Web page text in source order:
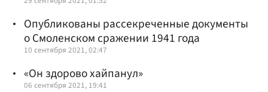
Опубликованы рассекреченные документы
о Смоленском сражении 1941 года
10 сентября 2021, 02:47
«Он здорово хайпанул»
06 сентября 2021, 19:41